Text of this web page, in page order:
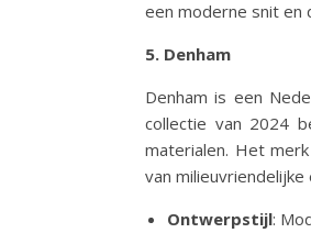
een moderne snit en
5. Denham
Denham is een
collectie van 2024
materialen. Het
van
Ontwerpstijl: